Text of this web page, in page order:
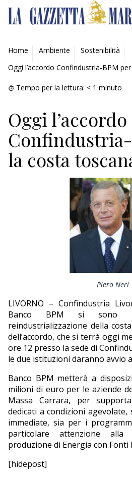
AMBIENTE
MOBILITÀ
INDUSTRIA
RICERCA
ECONOMIA
TURISMO
Home Ambiente
Sostenibilità
Oggi l’accordo Confindustria-BPM
Tempo per la lettura: < 1 minuto
Oggi l’accordo
la costa
Piero Neri
LIVORNO – Confindustria
Banco BPM si sono
reindustrializzazione della
dell’accordo, che si terrà oggi
ore 12 presso la sede di
le due istituzioni daranno avvio
Banco BPM metterà a
milioni di euro per le aziende
Massa Carrara, per
dedicati a condizioni
immediate, sia per i
particolare attenzione
produzione di Energia con Fonti
[hidepost]